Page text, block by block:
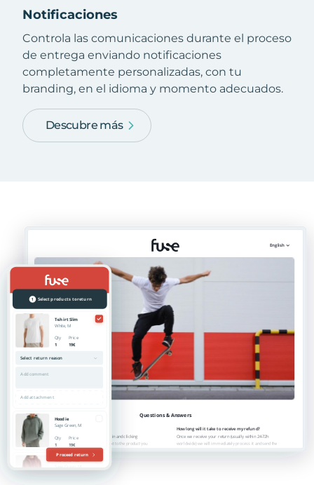
Notificaciones
Controla las comunicaciones durante el proceso
de entrega enviando notificaciones
completamente personalizadas, con tu
branding, en el idioma y momento adecuados.
Descubre más